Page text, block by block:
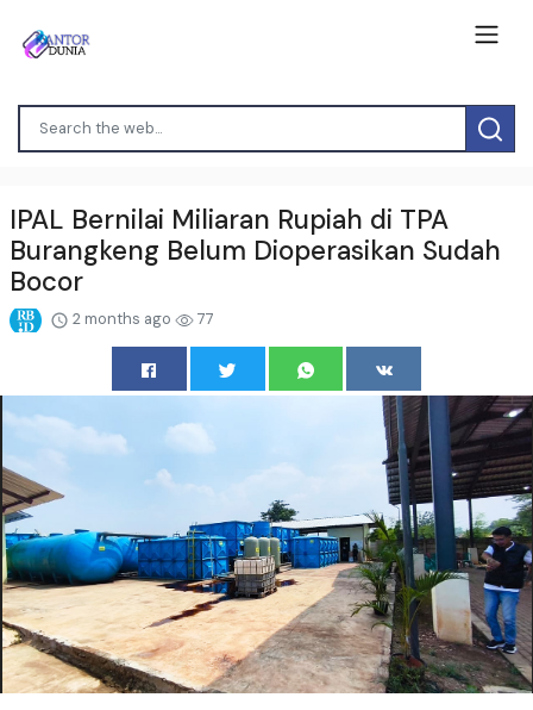
IPAL Bernilai Miliaran Rupiah di TPA
Burangkeng Belum Dioperasikan Sudah
Bocor
2 months ago 77